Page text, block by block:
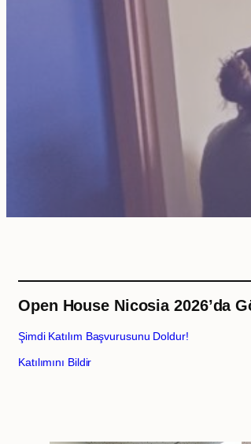
Open House Nicosia 2026’da
Şimdi Katılım Başvurusunu Doldur!
Katılımını Bildir